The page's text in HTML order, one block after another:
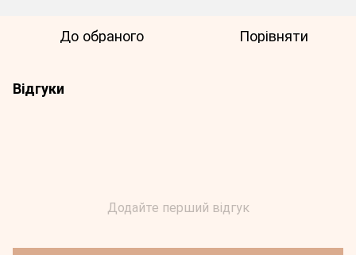
До обраного Порівняти
Відгуки
Додайте перший відгук